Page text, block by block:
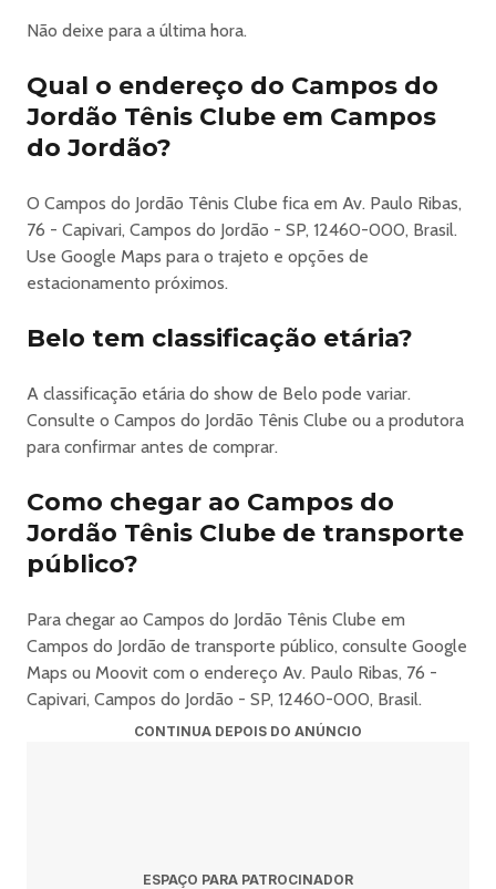
⸻
⏰ 11h pré-cadastro | 12h venda geral
🔗 Link na bio ou camposwinterfestival.com.br
⸻
#CamposDoJordão #WinterFestival
#ExperiênciaPremium #InvernoNasMontanhas
#OpenFood #Shows #Campos2026
2026
Não deixe para a última hora.
Qual o endereço do Campos do
Jordão Tênis Clube em Campos
do Jordão?
O Campos do Jordão Tênis Clube fica em Av. Paulo Ribas,
76 - Capivari, Campos do Jordão - SP, 12460-000, Brasil.
Use Google Maps para o trajeto e opções de
estacionamento próximos.
Belo tem classificação etária?
A classificação etária do show de Belo pode variar.
Consulte o Campos do Jordão Tênis Clube ou a produtora
para confirmar antes de comprar.
Como chegar ao Campos do
Jordão Tênis Clube de transporte
público?
Para chegar ao Campos do Jordão Tênis Clube em
Campos do Jordão de transporte público, consulte Google
Maps ou Moovit com o endereço Av. Paulo Ribas, 76 -
Capivari, Campos do Jordão - SP, 12460-000, Brasil.
CONTINUA DEPOIS DO ANÚNCIO
ESPAÇO PARA PATROCINADOR